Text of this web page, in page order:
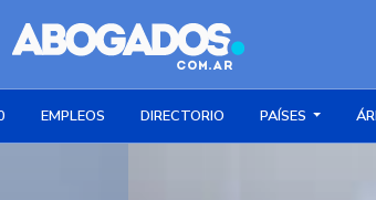
EMPLEOS DIRECTORIO PAÍSES